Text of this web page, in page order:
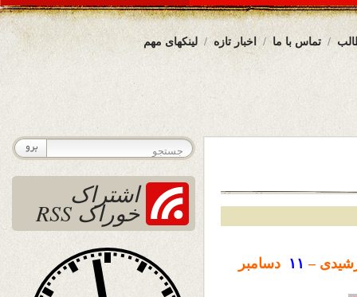
لینکهای مهم اخبار تازه تماس با ما
– ۱۱ دسامبر
اشتراک
خوراک RSS